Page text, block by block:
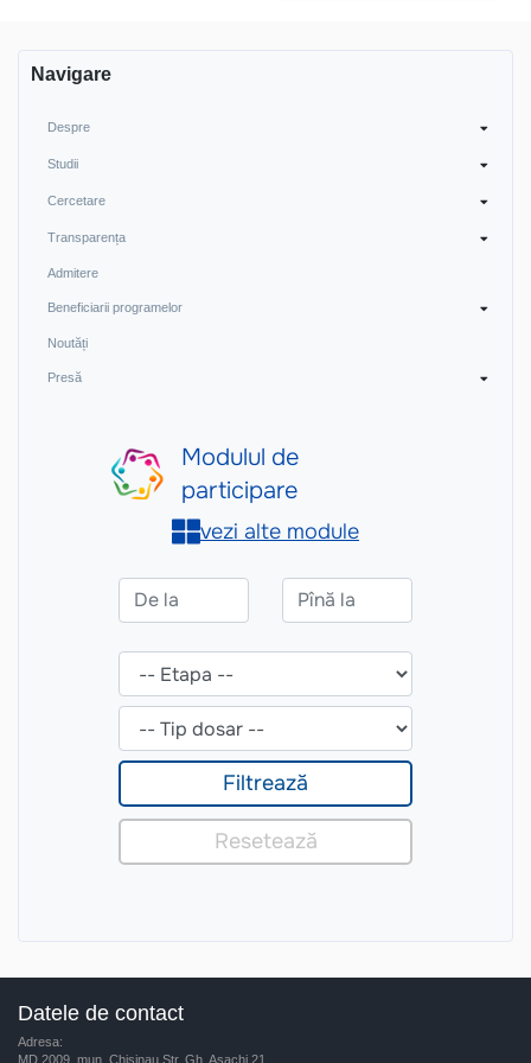
Navigare
Despre
Studii
Cercetare
Transparența
Admitere
Beneficiarii programelor
Noutăți
Presă
Datele de contact
Adresa:
MD 2009, mun. Chisinau Str. Gh. Asachi 21